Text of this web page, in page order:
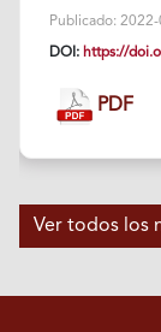
Publicado:
DOI: https://
PDF
Ver todos los